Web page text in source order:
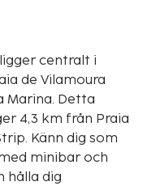
centralt i
de Vilamoura
Detta
4,3 km från Praia
Känn dig som
minibar och
hålla dig